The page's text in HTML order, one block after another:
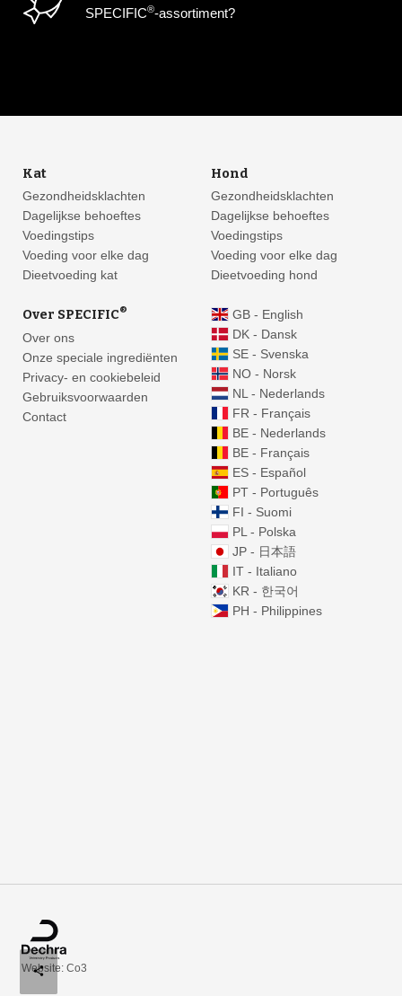
share
SPECIFIC®-assortiment?
Kat
Gezondheidsklachten
Dagelijkse behoeftes
Voedingstips
Voeding voor elke dag
Dieetvoeding kat
Hond
Gezondheidsklachten
Dagelijkse behoeftes
Voedingstips
Voeding voor elke dag
Dieetvoeding hond
Over SPECIFIC®
Over ons
Onze speciale ingrediënten
Privacy- en cookiebeleid
Gebruiksvoorwaarden
Contact
GB - English
DK - Dansk
SE - Svenska
NO - Norsk
NL - Nederlands
FR - Français
BE - Nederlands
BE - Français
ES - Español
PT - Português
FI - Suomi
PL - Polska
JP - 日本語
IT - Italiano
KR - 한국어
PH - Philippines
Website: Co3